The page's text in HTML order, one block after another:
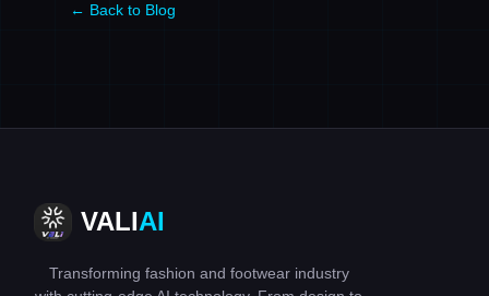
← Back to Blog
VALIAI
Transforming fashion and footwear industry